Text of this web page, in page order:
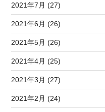
2021年7月 (27)
2021年6月 (26)
2021年5月 (26)
2021年4月 (25)
2021年3月 (27)
2021年2月 (24)